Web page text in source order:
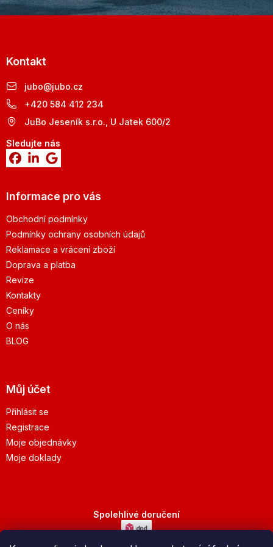
Kontakt
jubo@jubo.cz
+420 584 412 234
JuBo Jeseník s.r.o., U Jatek 600/2
Sledujte nás
Informace pro vás
Obchodní podmínky
Podmínky ochrany osobních údajů
Reklamace a vrácení zboží
Doprava a platba
Revize
Kontakty
Ceníky
O nás
BLOG
Můj účet
Přihlásit se
Registrace
Moje objednávky
Moje doklady
Spolehlivé doručení